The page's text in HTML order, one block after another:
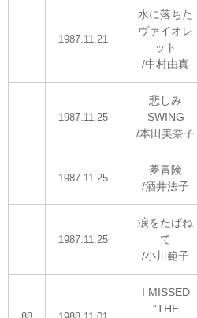
1987.11.21
水に落ちた
ヴァイオレ
ット
/中村由真
1987.11.25
悲しみ
SWING
/本田美奈子
1987.11.25
夢冒険
/酒井法子
1987.11.25
涙をたばね
て
/小川範子
I MISSED
“THE